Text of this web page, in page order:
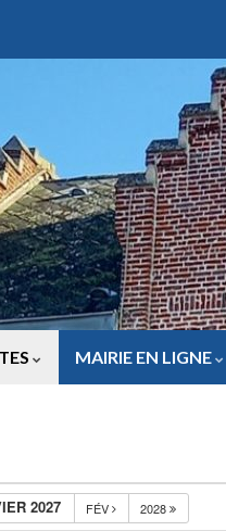
MAIRIE EN LIGNE
2027 FÉV 2028